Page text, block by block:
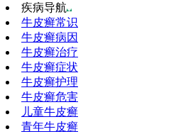
疾病导航
牛皮癣常识
牛皮癣病因
牛皮癣治疗
牛皮癣症状
牛皮癣护理
牛皮癣危害
儿童牛皮癣
青年牛皮癣